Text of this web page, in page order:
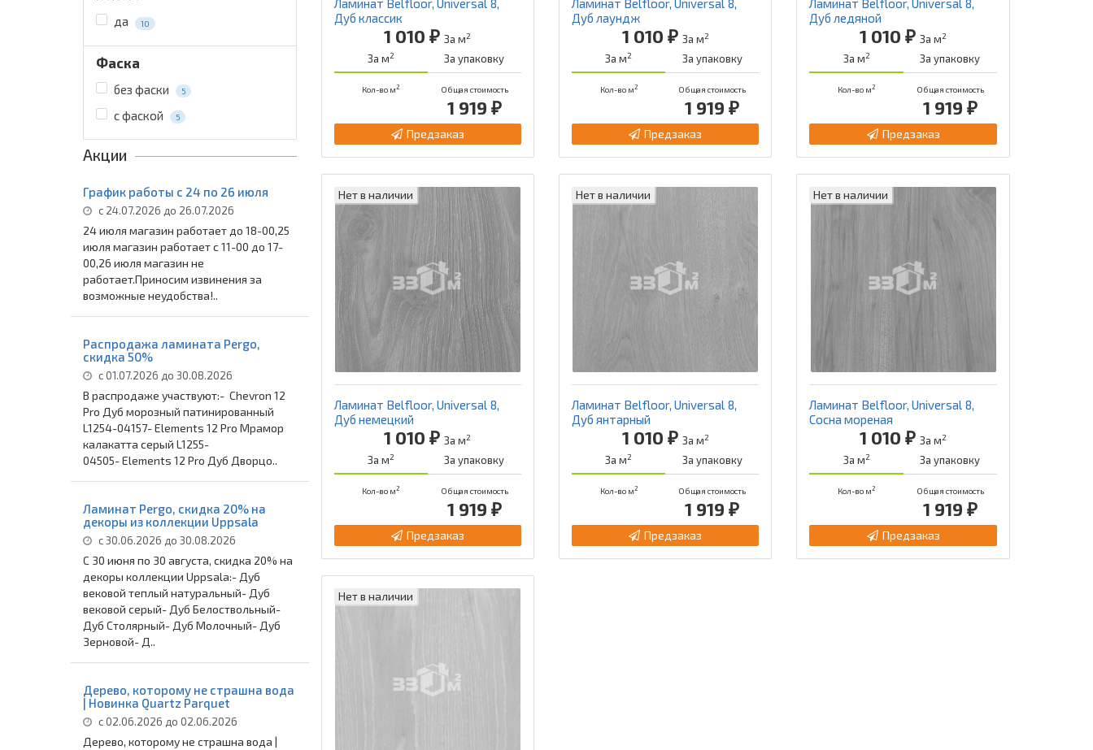
да 10
Фаска
без фаски 5
с фаской 5
Акции
График работы с 24 по 26 июля
с 24.07.2026 до 26.07.2026
24 июля магазин работает до 18-00,25
июля магазин работает с 11-00 до 17-
00,26 июля магазин не
работает.Приносим извинения за
возможные неудобства!..
Распродажа ламината Pergo,
скидка 50%
с 01.07.2026 до 30.08.2026
В распродаже участвуют:- Chevron 12
Pro Дуб морозный патинированный
L1254-04157- Elements 12 Pro Мрамор
калакатта серый L1255-
04505- Elements 12 Pro Дуб Дворцо..
Ламинат Pergo, скидка 20% на
декоры из коллекции Uppsala
с 30.06.2026 до 30.08.2026
С 30 июня по 30 августа, скидка 20% на
декоры коллекции Uppsala:- Дуб
вековой теплый натуральный- Дуб
вековой серый- Дуб Белоствольный-
Дуб Столярный- Дуб Молочный- Дуб
Зерновой- Д..
Дерево, которому не страшна вода
| Новинка Quartz Parquet
с 02.06.2026 до 02.06.2026
Дерево, которому не страшна вода |
Ламинат Belfloor, Universal 8,
Дуб классик
1 010 ₽За м2
За м2 За упаковку
Кол-во м2 Общая стоимость
1 919 ₽
Предзаказ
Ламинат Belfloor, Universal 8,
Дуб лаундж
1 010 ₽ За м2
За м2 За упаковку
Кол-во м2 Общая стоимость
1 919 ₽
Предзаказ
Ламинат Belfloor, Universal 8,
Дуб ледяной
1 010 ₽За м2
За м2 За упаковку
Кол-во м2 Общая стоимость
1 919 ₽
Предзаказ
Нет в наличии
Ламинат Belfloor, Universal 8,
Дуб немецкий
1 010 ₽За м2
За м2 За упаковку
Кол-во м2 Общая стоимость
1 919 ₽
Предзаказ
Нет в наличии
Ламинат Belfloor, Universal 8,
Дуб янтарный
1 010 ₽ За м2
За м2 За упаковку
Кол-во м2 Общая стоимость
1 919 ₽
Предзаказ
Нет в наличии
Ламинат Belfloor, Universal 8,
Сосна мореная
1 010 ₽За м2
За м2 За упаковку
Кол-во м2 Общая стоимость
1 919 ₽
Предзаказ
Нет в наличии